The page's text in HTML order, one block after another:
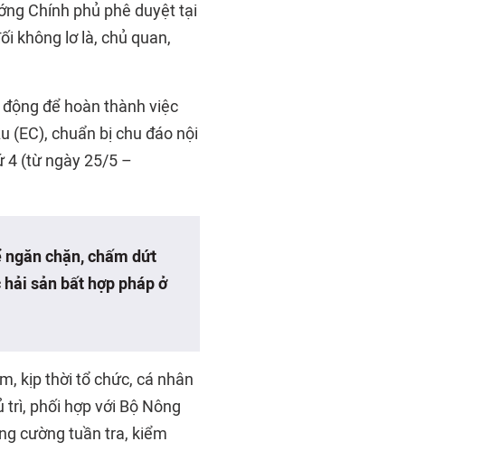
Chính phủ phê duyệt tại
không lơ là, chủ quan,
để hoàn thành việc
(EC), chuẩn bị chu đáo nội
4 (từ ngày 25/5 –
chặn, chấm dứt
sản bất hợp pháp ở
kịp thời tổ chức, cá nhân
phối hợp với Bộ Nông
cường tuần tra, kiểm